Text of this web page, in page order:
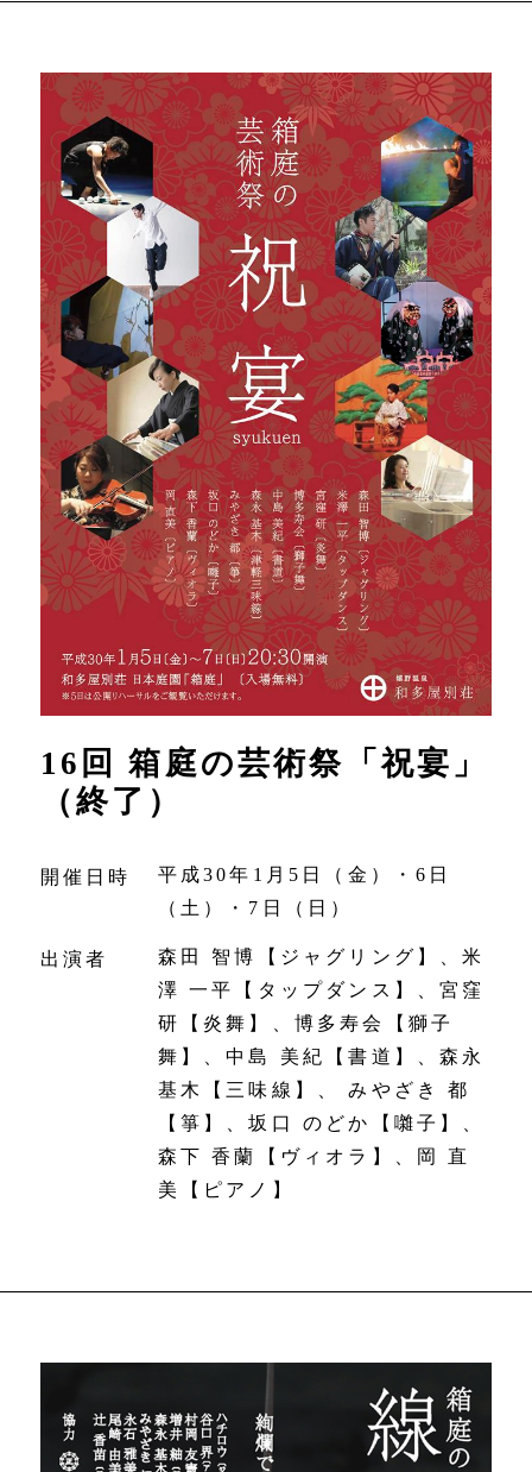
16回 箱庭の芸術祭「祝宴」
（終了）
開催日時
平成30年1月5日（金）・6日
（土）・7日（日）
出演者
森田 智博【ジャグリング】、米
澤 一平【タップダンス】、宮窪
研【炎舞】、博多寿会【獅子
舞】、中島 美紀【書道】、森永
基木【三味線】、 みやざき 都
【箏】、坂口 のどか【囃子】、
森下 香蘭【ヴィオラ】、岡 直
美【ピアノ】